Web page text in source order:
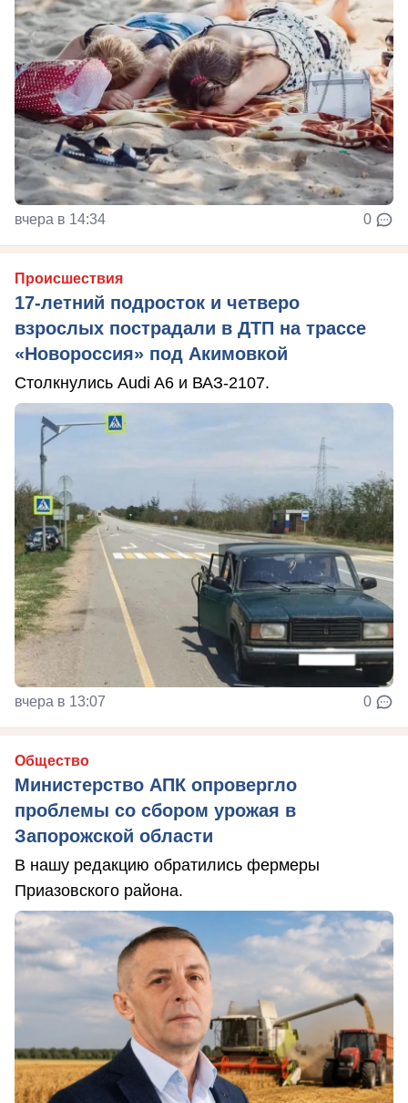
вчера в 14:34 0
Происшествия
17-летний подросток и четверо
взрослых пострадали в ДТП на трассе
«Новороссия» под Акимовкой
Столкнулись Audi A6 и ВАЗ-2107.
вчера в 13:07 0
Общество
Министерство АПК опровергло
проблемы со сбором урожая в
Запорожской области
В нашу редакцию обратились фермеры
Приазовского района.